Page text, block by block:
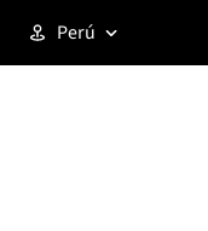
Perú